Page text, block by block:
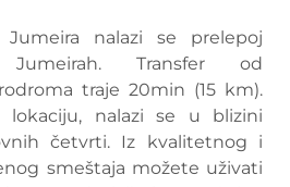
Jumeira nalazi se prelepoj
Transfer od
traje 20min (15 km).
nalazi se u blizini
četvrti. Iz kvalitetnog i
smeštaja možete uživati